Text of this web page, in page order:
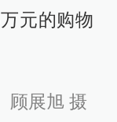
元的购物
顾展旭 摄